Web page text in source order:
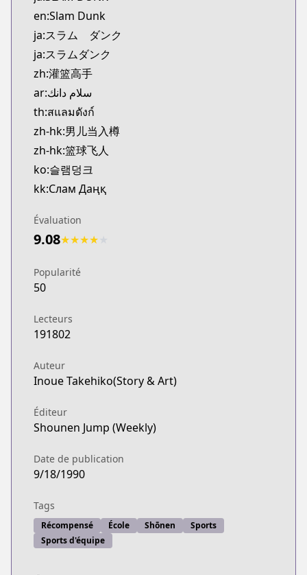
Official English
en:Slam Dunk
ja:スラム ダンク
ja:スラムダンク
zh:灌篮高手
ar:سلام دانك
th:สแลมดังก์
zh-hk:男儿当入樽
zh-hk:篮球飞人
ko:슬램덩크
kk:Слам Даңқ
Évaluation
9.08★★★★
Popularité
50
Lecteurs
191802
Auteur
Inoue Takehiko(Story & Art)
Éditeur
Shounen Jump (Weekly)
Date de publication
9/18/1990
Tags
Récompensé École Shōnen
Sports
Sports d'équipe